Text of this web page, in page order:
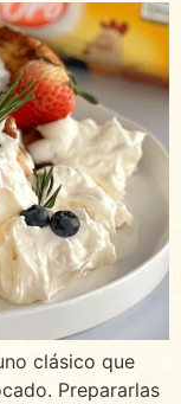
clásico que
Prepararlas